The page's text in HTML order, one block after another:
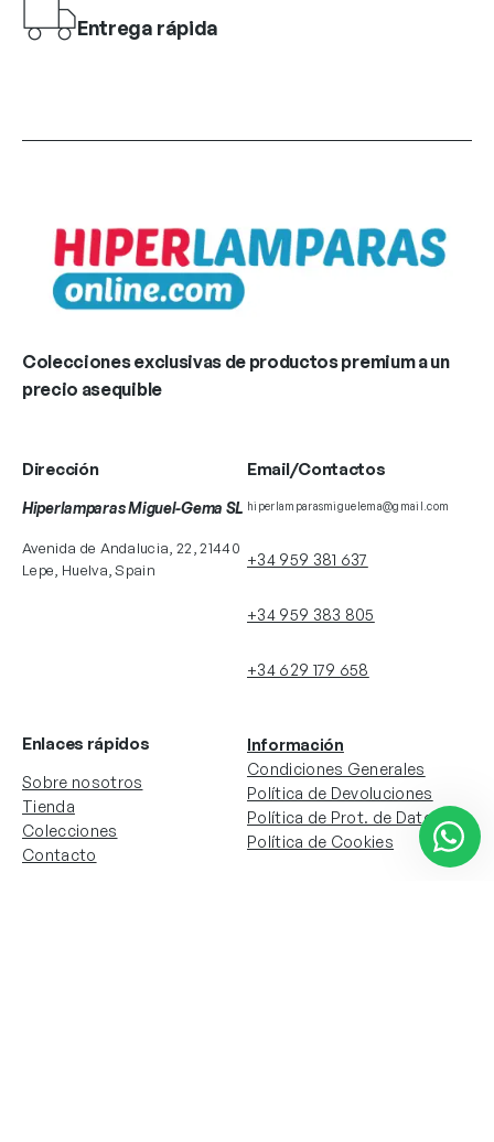
Entrega rápida
Colecciones exclusivas de productos premium a un
precio asequible
Dirección
Hiperlamparas Miguel-Gema SL
Avenida de Andalucia, 22, 21440
Lepe, Huelva, Spain
Email/Contactos
hiperlamparasmiguelema@gmail.com
+34 959 381 637
+34 959 383 805
+34 629 179 658
Enlaces rápidos
Sobre nosotros
Tienda
Colecciones
Contacto
Información
Condiciones Generales
Política de Devoluciones
Política de Prot. de Datos
Política de Cookies